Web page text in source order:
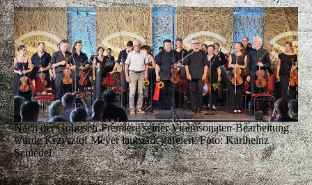
Nach der Gohrisch-Premiere seiner Violinsonaten-Bearbeitung
wurde Krzysztof Meyer lautstark gefeiert: Foto: Karlheinz
Schiedel